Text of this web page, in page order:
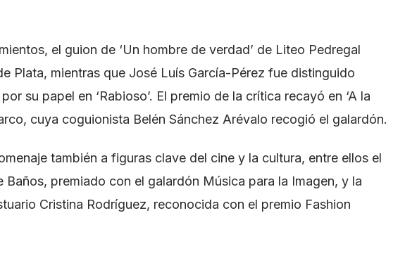
el guion de ‘Un hombre de verdad’ de Liteo Pedregal
Plata, mientras que José Luís García-Pérez fue distinguido
su papel en ‘Rabioso’. El premio de la crítica recayó en ‘A la
cuya coguionista Belén Sánchez Arévalo recogió el galardón.
también a figuras clave del cine y la cultura, entre ellos el
Baños, premiado con el galardón Música para la Imagen, y la
Cristina Rodríguez, reconocida con el premio Fashion